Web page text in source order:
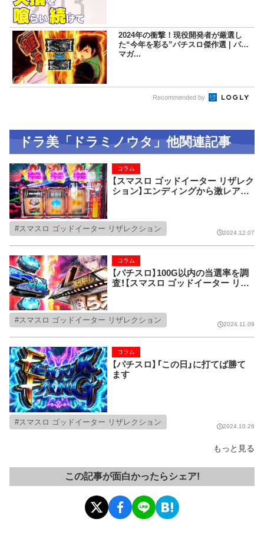
2024年の衝撃！現役開発者が厳選し
た“今年を彩る”パチスロ傑作選 | パチ
マガ...
Recommended by
ドラ美「ドラミノウタ」他関連記事
【スマスロ ゴッドイーター リザレク
ション】エンディングから激レアパ
コラム
スマスロ ゴッドイーター リザレクション 2024.12.07
【パチスロ】100G以内の当選率を調
査！【スマスロ ゴッドイーター リザ
コラム
スマスロ ゴッドイーター リザレクション 2024.11.09
【パチスロ】「この日」に打てば勝て
ます
コラム
スマスロ ゴッドイーター リザレクション 2024.10.26
もっと見る
この記事が面白かったらシェア!